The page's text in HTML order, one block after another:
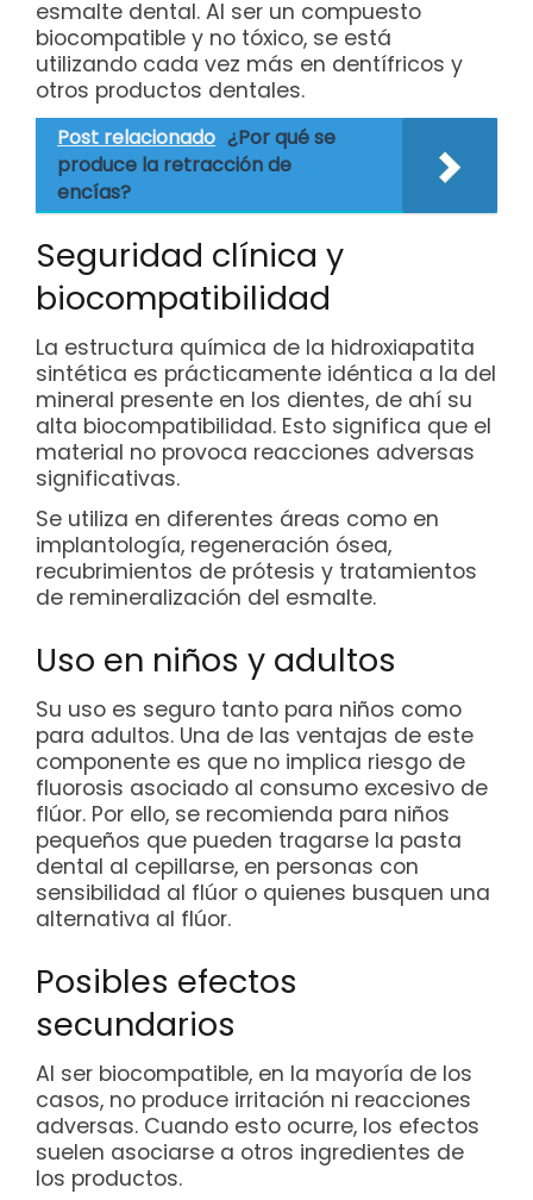
esmalte dental. Al ser un compuesto
biocompatible y no tóxico, se está
utilizando cada vez más en dentífricos y
otros productos dentales.
Post relacionado ¿Por qué se
produce la retracción de
encías?
Seguridad clínica y
biocompatibilidad
La estructura química de la hidroxiapatita
sintética es prácticamente idéntica a la del
mineral presente en los dientes, de ahí su
alta biocompatibilidad. Esto significa que el
material no provoca reacciones adversas
significativas.
Se utiliza en diferentes áreas como en
implantología, regeneración ósea,
recubrimientos de prótesis y tratamientos
de remineralización del esmalte.
Uso en niños y adultos
Su uso es seguro tanto para niños como
para adultos. Una de las ventajas de este
componente es que no implica riesgo de
fluorosis asociado al consumo excesivo de
flúor. Por ello, se recomienda para niños
pequeños que pueden tragarse la pasta
dental al cepillarse, en personas con
sensibilidad al flúor o quienes busquen una
alternativa al flúor.
Posibles efectos
secundarios
Al ser biocompatible, en la mayoría de los
casos, no produce irritación ni reacciones
adversas. Cuando esto ocurre, los efectos
suelen asociarse a otros ingredientes de
los productos.